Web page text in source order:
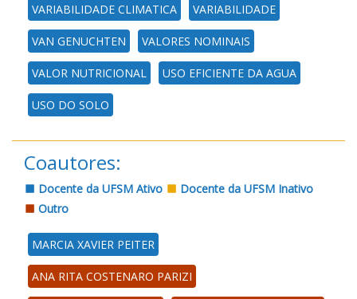
VARIABILIDADE CLIMATICA VARIABILIDADE
VAN GENUCHTEN VALORES NOMINAIS
VALOR NUTRICIONAL USO EFICIENTE DA AGUA
USO DO SOLO
Coautores:
Docente da UFSM Ativo
Docente da UFSM Inativo
Outro
MARCIA XAVIER PEITER
ANA RITA COSTENARO PARIZI